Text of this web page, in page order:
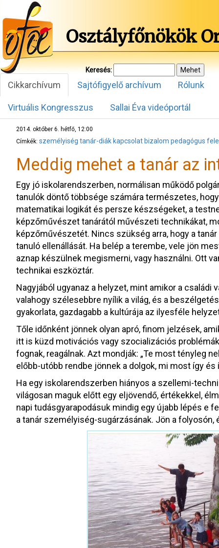
Osztályfőnökök
Keresés:
Cikkarchívum Sajtófigyelő archívum Rólunk
Virtuális Kongresszus Sallai Éva videóportál
2014. október 6. hétfő, 12:00
Címkék: személyiség tanár-diák kapcsolat bizalom pedagógus
Meddig mehet a tanár az
Egy jó iskolarendszerben, normálisan működő
tanulók döntő többsége számára természetes,
matematikai logikát és persze készségeket, a
képzőművészet tanárától művészeti technikákat,
képzőművészetét. Nincs szükség arra, hogy a
tanuló ellenállását. Ha belép a terembe, vele jön
aznap készülnek megismerni, vagy használni. Ott
technikai eszköztár.
Nagyjából ugyanaz a helyzet, mint amikor a családi
valahogy szélesebbre nyílik a világ, és a
gyakorlata, gazdagabb a kultúrája az ilyesféle
Tőle időnként jönnek olyan apró, finom jelzések,
itt is küzd motivációs vagy szocializációs
fognak, reagálnak. Azt mondják: „Te most tényleg
előbb-utóbb rendbe jönnek a dolgok, mi most így
Ha egy iskolarendszerben hiányos a szellemi-
világosan maguk előtt egy eljövendő, értékekkel,
napi tudásgyarapodásuk mindig egy újabb lépés e
a tanár személyiség-sugárzásának. Jön a folyosón,